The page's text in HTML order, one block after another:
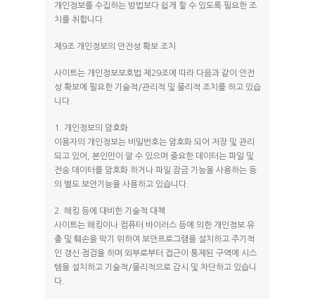
개인정보를 수집하는 방법보다 쉽게 할 수 있도록 필요한 조
치를 취합니다.
제9조 개인정보의 안전성 확보 조치
사이트는 개인정보보호법 제29조에 따라 다음과 같이 안전
성 확보에 필요한 기술적/관리적 및 물리적 조치를 하고 있습
니다.
1. 개인정보의 암호화
이용자의 개인정보는 비밀번호는 암호화 되어 저장 및 관리
되고 있어, 본인만이 알 수 있으며 중요한 데이터는 파일 및
전송 데이터를 암호화 하거나 파일 잠금 기능을 사용하는 등
의 별도 보안기능을 사용하고 있습니다.
2. 해킹 등에 대비한 기술적 대책
사이트는 해킹이나 컴퓨터 바이러스 등에 의한 개인정보 유
출 및 훼손을 막기 위하여 보안프로그램을 설치하고 주기적
인 갱신·점검을 하며 외부로부터 접근이 통제된 구역에 시스
템을 설치하고 기술적/물리적으로 감시 및 차단하고 있습니
다.